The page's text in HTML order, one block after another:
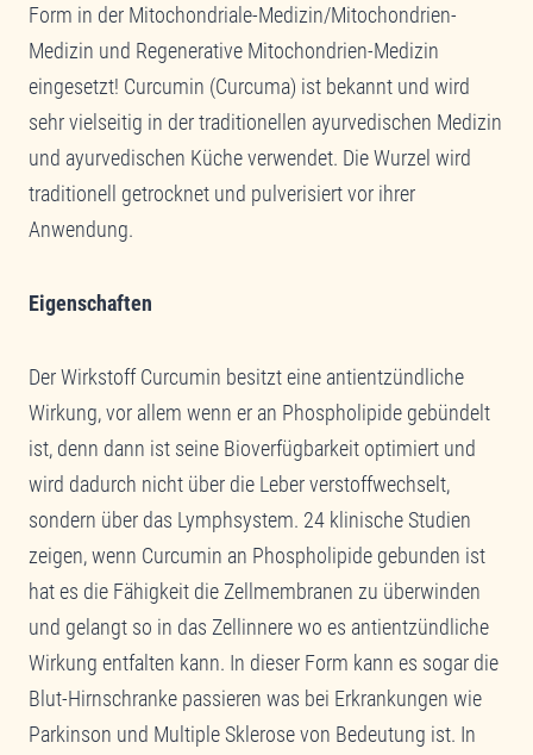
Form in der Mitochondriale-Medizin/Mitochondrien-
Medizin und Regenerative Mitochondrien-Medizin
eingesetzt! Curcumin (Curcuma) ist bekannt und wird
sehr vielseitig in der traditionellen ayurvedischen Medizin
und ayurvedischen Küche verwendet. Die Wurzel wird
traditionell getrocknet und pulverisiert vor ihrer
Anwendung.
Eigenschaften
Der Wirkstoff Curcumin besitzt eine antientzündliche
Wirkung, vor allem wenn er an Phospholipide gebündelt
ist, denn dann ist seine Bioverfügbarkeit optimiert und
wird dadurch nicht über die Leber verstoffwechselt,
sondern über das Lymphsystem. 24 klinische Studien
zeigen, wenn Curcumin an Phospholipide gebunden ist
hat es die Fähigkeit die Zellmembranen zu überwinden
und gelangt so in das Zellinnere wo es antientzündliche
Wirkung entfalten kann. In dieser Form kann es sogar die
Blut-Hirnschranke passieren was bei Erkrankungen wie
Parkinson und Multiple Sklerose von Bedeutung ist. In